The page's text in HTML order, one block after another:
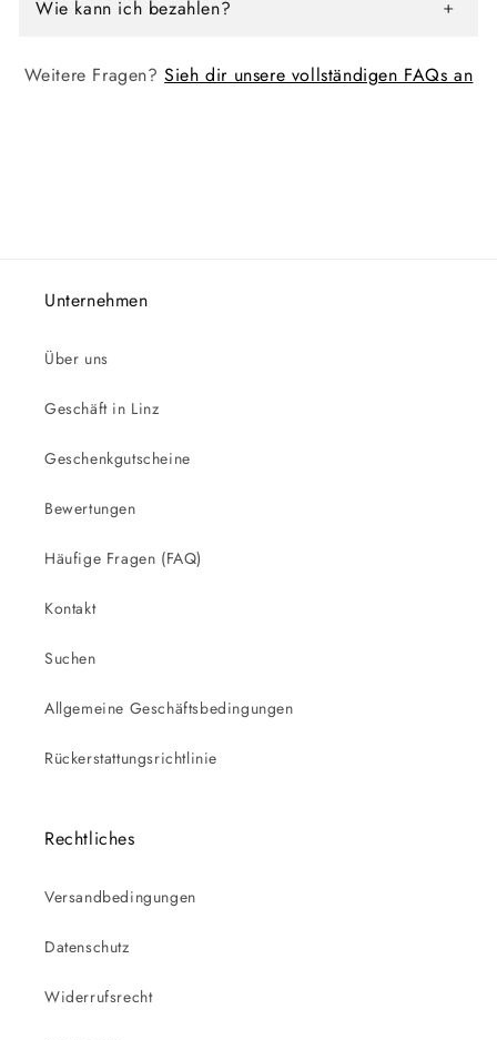
Wie kann ich bezahlen?
Weitere Fragen?Sieh dir unsere vollständigen FAQs an
Unternehmen
Über uns
Geschäft in Linz
Geschenkgutscheine
Bewertungen
Häufige Fragen (FAQ)
Kontakt
Suchen
Allgemeine Geschäftsbedingungen
Rückerstattungsrichtlinie
Rechtliches
Versandbedingungen
Datenschutz
Widerrufsrecht